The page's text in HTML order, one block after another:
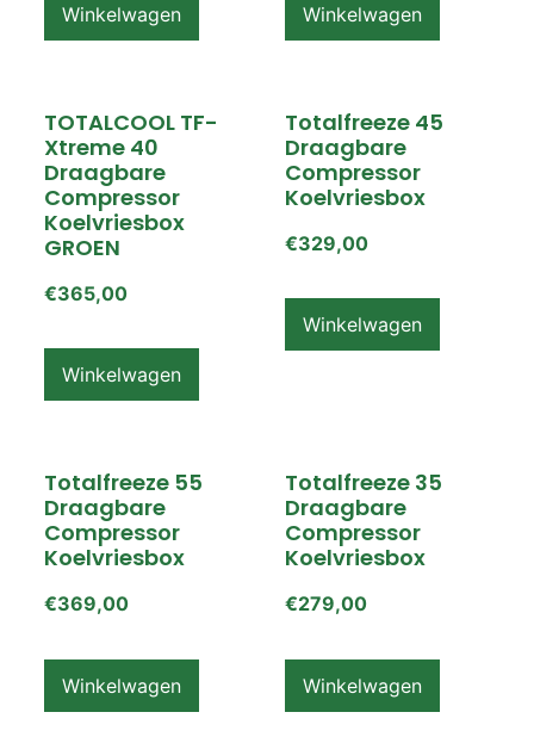
Winkelwagen Winkelwagen
TOTALCOOL TF-
Xtreme 40
Draagbare
Compressor
Koelvriesbox
GROEN
€365,00
Winkelwagen
Totalfreeze 45
Draagbare
Compressor
Koelvriesbox
€329,00
Winkelwagen
Totalfreeze 55
Draagbare
Compressor
Koelvriesbox
€369,00
Winkelwagen
Totalfreeze 35
Draagbare
Compressor
Koelvriesbox
€279,00
Winkelwagen